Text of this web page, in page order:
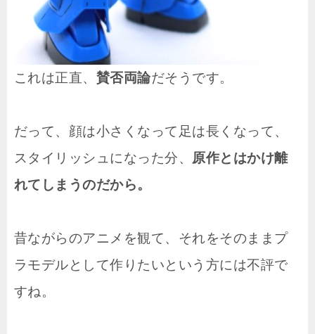
これは正直、 賛否両論だそうです。
だって、顔は小さくなって足は長くなって、
スタイリッシュになった分、 原作とはかけ離
れてしまうのだから。
昔ながらのアニメを観て、それをそのままプ
ラモデルとして作りたいという方には不評で
すね。